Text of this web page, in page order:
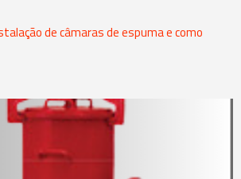
de câmaras de espuma e como